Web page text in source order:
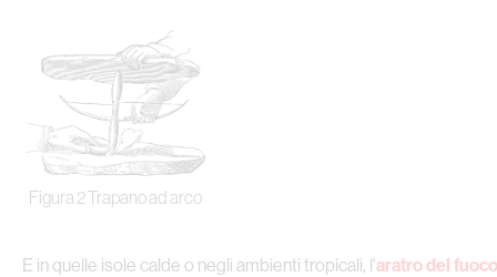
Figura 2 Trapano ad arco
E in quelle isole calde o negli ambienti tropicali, l'aratro del fuoco